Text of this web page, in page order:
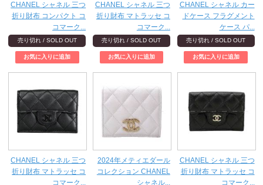
CHANEL シャネル 三つ
折り財布 コンパクト コ
コマーク...
売り切れ / SOLD OUT
CHANEL シャネル 三つ
折り財布 マトラッセ コ
コマーク...
売り切れ / SOLD OUT
CHANEL シャネル カー
ドケース フラグメント
ケース パ...
売り切れ / SOLD OUT
CHANEL シャネル 三つ
折り財布 マトラッセ コ
コマーク...
2024年メティエダール
コレクション CHANEL
シャネル...
CHANEL シャネル 三つ
折り財布 マトラッセ コ
コマーク...